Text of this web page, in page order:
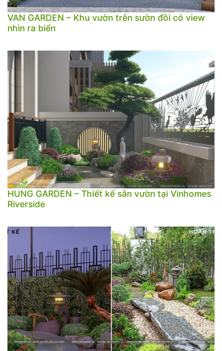
VAN GARDEN – Khu vườn trên sườn đồi có view
nhìn ra biển
HUNG GARDEN – Thiết kế sân vườn tại Vinhomes
Riverside